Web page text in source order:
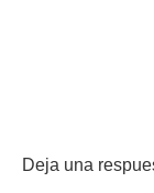
Deja una